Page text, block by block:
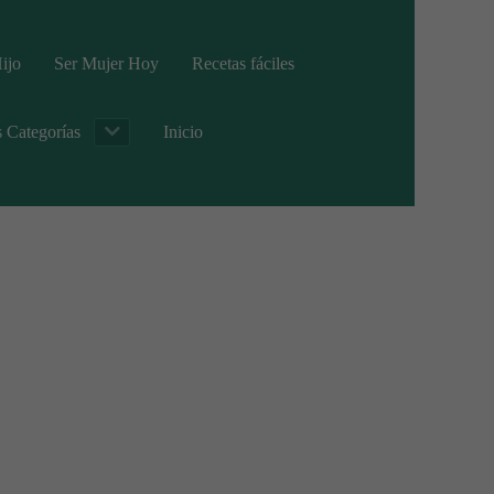
Ser Mujer Hoy Recetas fáciles
Categorías Inicio